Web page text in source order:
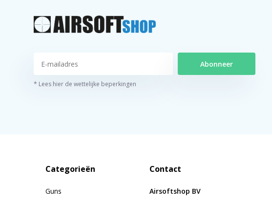
Abonneer
* Lees hier de wettelijke beperkingen
Categorieën
Guns
Contact
Airsoftshop BV